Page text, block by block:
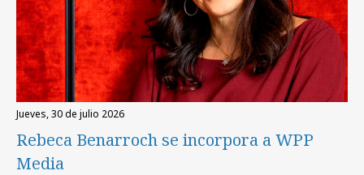
jueves, 30 de julio 2026
Rebeca Benarroch se incorpora a WPP
Media